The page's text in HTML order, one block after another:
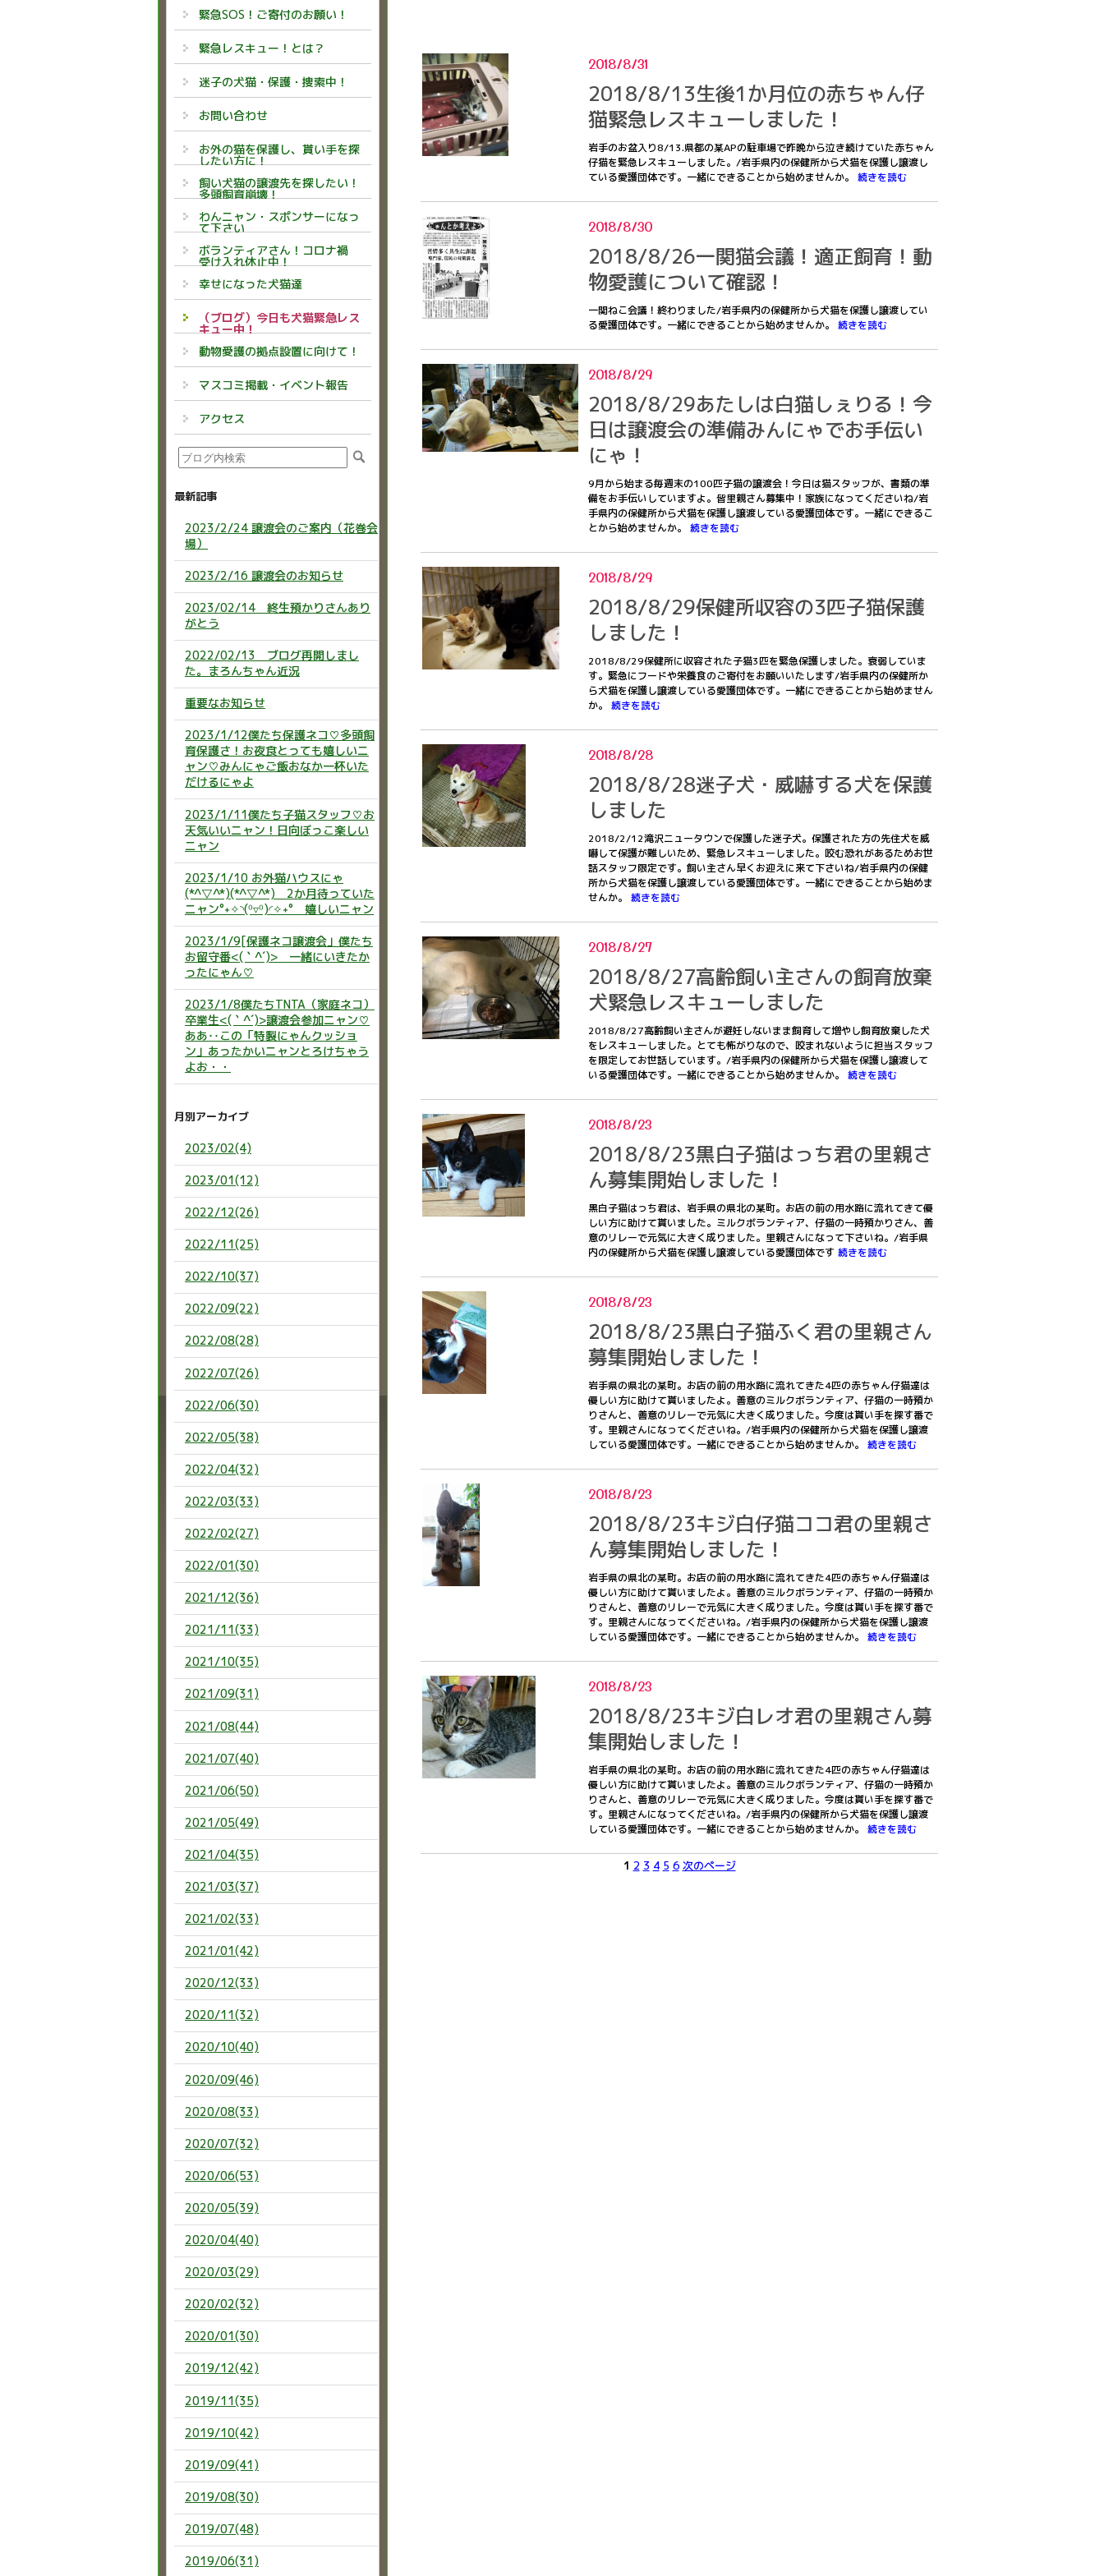
2018/8/31
2018/8/13生後1か月位の赤ちゃん仔
猫緊急レスキューしました！
岩手のお盆入り8/13.県都の某APの駐車場で昨晩から泣き続けていた赤ちゃん
仔猫を緊急レスキューしました。/岩手県内の保健所から犬猫を保護し譲渡し
ている愛護団体です。一緒にできることから始めませんか。 続きを読む
2018/8/30
2018/8/26一関猫会議！適正飼育！動
物愛護について確認！
一関ねこ会議！終わりました/岩手県内の保健所から犬猫を保護し譲渡してい
る愛護団体です。一緒にできることから始めませんか。 続きを読む
2018/8/29
2018/8/29あたしは白猫しぇりる！今
日は譲渡会の準備みんにゃでお手伝い
にゃ！
9月から始まる毎週末の100匹子猫の譲渡会！今日は猫スタッフが、書類の準
備をお手伝いしていますよ。皆里親さん募集中！家族になってくださいね/岩
手県内の保健所から犬猫を保護し譲渡している愛護団体です。一緒にできるこ
とから始めませんか。 続きを読む
2018/8/29
2018/8/29保健所収容の3匹子猫保護
しました！
2018/8/29保健所に収容された子猫3匹を緊急保護しました。衰弱していま
す。緊急にフードや栄養食のご寄付をお願いいたします/岩手県内の保健所か
ら犬猫を保護し譲渡している愛護団体です。一緒にできることから始めません
か。 続きを読む
2018/8/28
2018/8/28迷子犬・威嚇する犬を保護
しました
2018/2/12滝沢ニュータウンで保護した迷子犬。保護された方の先住犬を威
嚇して保護が難しいため、緊急レスキューしました。咬む恐れがあるためお世
話スタッフ限定です。飼い主さん早くお迎えに来て下さいね/岩手県内の保健
所から犬猫を保護し譲渡している愛護団体です。一緒にできることから始めま
せんか。 続きを読む
2018/8/27
2018/8/27高齢飼い主さんの飼育放棄
犬緊急レスキューしました
2018/8/27高齢飼い主さんが避妊しないまま飼育して増やし飼育放棄した犬
をレスキューしました。とても怖がりなので、咬まれないように担当スタッフ
を限定してお世話しています。/岩手県内の保健所から犬猫を保護し譲渡して
いる愛護団体です。一緒にできることから始めませんか。 続きを読む
2018/8/23
2018/8/23黒白子猫はっち君の里親さ
ん募集開始しました！
黒白子猫はっち君は、岩手県の県北の某町。お店の前の用水路に流れてきて優
しい方に助けて貰いました。ミルクボランティア、仔猫の一時預かりさん、善
意のリレーで元気に大きく成りました。里親さんになって下さいね。/岩手県
内の保健所から犬猫を保護し譲渡している愛護団体です 続きを読む
2018/8/23
2018/8/23黒白子猫ふく君の里親さん
募集開始しました！
岩手県の県北の某町。お店の前の用水路に流れてきた4匹の赤ちゃん仔猫達は
優しい方に助けて貰いましたよ。善意のミルクボランティア、仔猫の一時預か
りさんと、善意のリレーで元気に大きく成りました。今度は貰い手を探す番で
す。里親さんになってくださいね。/岩手県内の保健所から犬猫を保護し譲渡
している愛護団体です。一緒にできることから始めませんか。 続きを読む
2018/8/23
2018/8/23キジ白仔猫ココ君の里親さ
ん募集開始しました！
岩手県の県北の某町。お店の前の用水路に流れてきた4匹の赤ちゃん仔猫達は
優しい方に助けて貰いましたよ。善意のミルクボランティア、仔猫の一時預か
りさんと、善意のリレーで元気に大きく成りました。今度は貰い手を探す番で
す。里親さんになってくださいね。/岩手県内の保健所から犬猫を保護し譲渡
している愛護団体です。一緒にできることから始めませんか。 続きを読む
2018/8/23
2018/8/23キジ白レオ君の里親さん募
集開始しました！
岩手県の県北の某町。お店の前の用水路に流れてきた4匹の赤ちゃん仔猫達は
優しい方に助けて貰いましたよ。善意のミルクボランティア、仔猫の一時預か
りさんと、善意のリレーで元気に大きく成りました。今度は貰い手を探す番で
す。里親さんになってくださいね。/岩手県内の保健所から犬猫を保護し譲渡
している愛護団体です。一緒にできることから始めませんか。 続きを読む
1 2 3 4 5 6 次のページ
緊急SOS！ご寄付のお願い！
緊急レスキュー！とは？
迷子の犬猫・保護・捜索中！
お問い合わせ
お外の猫を保護し、貰い手を探
したい方に！
飼い犬猫の譲渡先を探したい！
多頭飼育崩壊！
わんニャン・スポンサーになっ
て下さい
ボランティアさん！コロナ禍
受け入れ休止中！
幸せになった犬猫達
（ブログ）今日も犬猫緊急レス
キュー中！
動物愛護の拠点設置に向けて！
マスコミ掲載・イベント報告
アクセス
最新記事
2023/2/24 譲渡会のご案内（花巻会
場）
2023/2/16 譲渡会のお知らせ
2023/02/14 終生預かりさんあり
がとう
2022/02/13 ブログ再開しまし
た。まろんちゃん近況
重要なお知らせ
2023/1/12僕たち保護ネコ♡多頭飼
育保護さ！お夜食とっても嬉しいニ
ャン♡みんにゃご飯おなか一杯いた
だけるにゃよ
2023/1/11僕たち子猫スタッフ♡お
天気いいニャン！日向ぼっこ楽しい
ニャン
2023/1/10 お外猫ハウスにゃ
(*^▽^*)(*^▽^*) 2か月待っていた
ニャン°˖✧◝(⁰▿⁰)◜✧˖° 嬉しいニャン
2023/1/9[保護ネコ譲渡会」僕たち
お留守番<(｀^´)> 一緒にいきたか
ったにゃん♡
2023/1/8僕たちTNTA（家庭ネコ）
卒業生<(｀^´)>譲渡会参加ニャン♡
ああ‥この「特製にゃんクッショ
ン」あったかいニャンとろけちゃう
よお・・
月別アーカイブ
2023/02(4)
2023/01(12)
2022/12(26)
2022/11(25)
2022/10(37)
2022/09(22)
2022/08(28)
2022/07(26)
2022/06(30)
2022/05(38)
2022/04(32)
2022/03(33)
2022/02(27)
2022/01(30)
2021/12(36)
2021/11(33)
2021/10(35)
2021/09(31)
2021/08(44)
2021/07(40)
2021/06(50)
2021/05(49)
2021/04(35)
2021/03(37)
2021/02(33)
2021/01(42)
2020/12(33)
2020/11(32)
2020/10(40)
2020/09(46)
2020/08(33)
2020/07(32)
2020/06(53)
2020/05(39)
2020/04(40)
2020/03(29)
2020/02(32)
2020/01(30)
2019/12(42)
2019/11(35)
2019/10(42)
2019/09(41)
2019/08(30)
2019/07(48)
2019/06(31)